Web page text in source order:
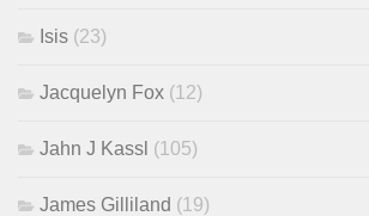
Isis (23)
Jacquelyn Fox (12)
Jahn J Kassl (105)
James Gilliland (19)